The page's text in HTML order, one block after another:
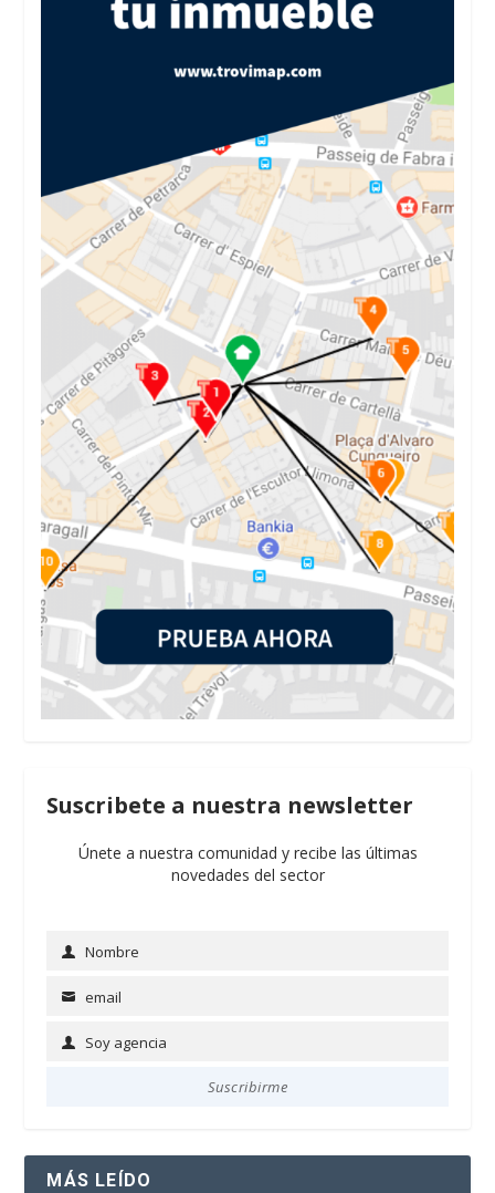
Suscribete a nuestra newsletter
Únete a nuestra comunidad y recibe las últimas
novedades del sector
NameNombre
Email email
Soy
Soy agencia
Suscribirme
MÁS LEÍDO